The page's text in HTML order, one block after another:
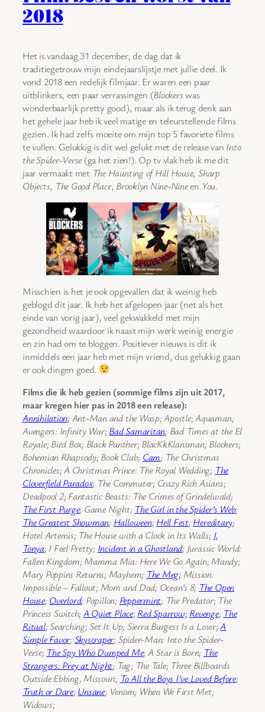
2018
Het is vandaag 31 december, de dag dat ik
traditiegetrouw mijn eindejaarslijstje met jullie deel. Ik
vond 2018 een redelijk filmjaar. Er waren een paar
uitblinkers, een paar verrassingen (Blockerswas
wonderbaarlijk pretty good), maar als ik terug denk aan
het gehele jaar heb ik veel matige en teleurstellende films
gezien. Ik had zelfs moeite om mijn top 5 favoriete films
te vullen. Gelukkig is dit wel gelukt met de release van Into
the Spider-Verse (ga het zien!). Op tv vlak heb ik me dit
jaar vermaakt met The Haunting of Hill House, Sharp
Objects, The Good Place, Brooklyn Nine-Nineen You.
Misschien is het je ook opgevallen dat ik weinig heb
geblogd dit jaar. Ik heb het afgelopen jaar (net als het
einde van vorig jaar), veel gekwakkeld met mijn
gezondheid waardoor ik naast mijn werk weinig energie
en zin had om te bloggen. Positiever nieuws is dit ik
inmiddels een jaar heb met mijn vriend, dus gelukkig gaan
er ook dingen goed.
Films die ik heb gezien (sommige films zijn uit 2017,
maar kregen hier pas in 2018 een release):
Annihilation; Ant-Man and the Wasp; Apostle; Aquaman;
Avengers: Infinity War; Bad Samaritan; Bad Times at the El
Royale; Bird Box; Black Panther; BlacKkKlansman; Blockers;
Bohemian Rhapsody; Book Club; Cam; The Christmas
Chronicles; A Christmas Prince: The Royal Wedding; The
Cloverfield Paradox; The Commuter; Crazy Rich Asians;
Deadpool 2; Fantastic Beasts: The Crimes of Grindelwald;
The First Purge; Game Night; The Girl in the Spider’s Web;
The Greatest Showman; Halloween; Hell Fest; Hereditary;
Hotel Artemis; The House with a Clock in Its Walls; I,
Tonya; I Feel Pretty; Incident in a Ghostland; Jurassic World:
Fallen Kingdom; Mamma Mia: Here We Go Again; Mandy;
Mary Poppins Returns; Mayhem; The Meg; Mission:
Impossible – Fallout; Mom and Dad; Ocean’s 8; The Open
House; Overlord; Papillon; Peppermint; The Predator; The
Princess Switch; A Quiet Place; Red Sparrow; Revenge; The
Ritual; Searching; Set It Up; Sierra Burgess Is a Loser;A
Simple Favor; Skyscraper; Spider-Man: Into the Spider-
Verse; The Spy Who Dumped Me; A Star is Born; The
Strangers: Prey at Night; Tag; The Tale; Three Billboards
Outside Ebbing, Missouri; To All the Boys I’ve Loved Before;
Truth or Dare; Unsane; Venom; When We First Met;
Widows;